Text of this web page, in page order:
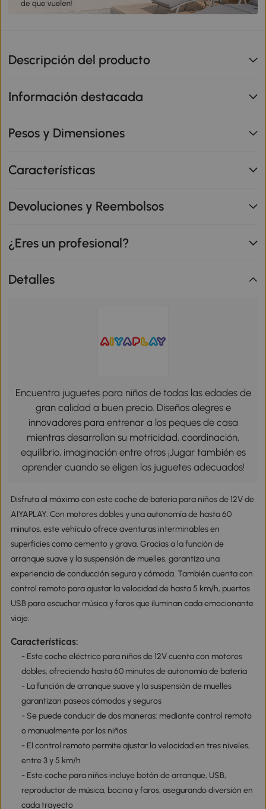
Descripción del producto
Información destacada
Pesos y Dimensiones
Características
Devoluciones y Reembolsos
¿Eres un profesional?
Detalles
Encuentra juguetes para niños de todas las edades de
gran calidad a buen precio. Diseños alegres e
innovadores para entrenar a los peques de casa
mientras desarrollan su motricidad, coordinación,
equilibrio, imaginación entre otros ¡Jugar también es
aprender cuando se eligen los juguetes adecuados!
Disfruta al máximo con este coche de batería para niños de 12V de
AIYAPLAY. Con motores dobles y una autonomía de hasta 60
minutos, este vehículo ofrece aventuras interminables en
superficies como cemento y grava. Gracias a la función de
arranque suave y la suspensión de muelles, garantiza una
experiencia de conducción segura y cómoda. También cuenta con
control remoto para ajustar la velocidad de hasta 5 km/h, puertos
USB para escuchar música y faros que iluminan cada emocionante
viaje.
Características:
- Este coche eléctrico para niños de 12V cuenta con motores
dobles, ofreciendo hasta 60 minutos de autonomía de batería
- La función de arranque suave y la suspensión de muelles
garantizan paseos cómodos y seguros
- Se puede conducir de dos maneras: mediante control remoto
o manualmente por los niños
- El control remoto permite ajustar la velocidad en tres niveles,
entre 3 y 5 km/h
- Este coche para niños incluye botón de arranque, USB,
reproductor de música, bocina y faros, asegurando diversión en
cada trayecto